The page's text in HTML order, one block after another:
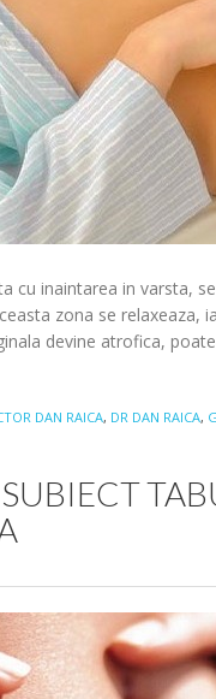
cu inaintarea in varsta,
zona se relaxeaza,
devine atrofica,
DAN RAICA, DR DAN RAICA,